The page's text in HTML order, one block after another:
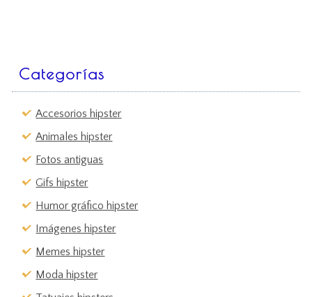
Categorías
Accesorios hipster
Animales hipster
Fotos antiguas
Gifs hipster
Humor gráfico hipster
Imágenes hipster
Memes hipster
Moda hipster